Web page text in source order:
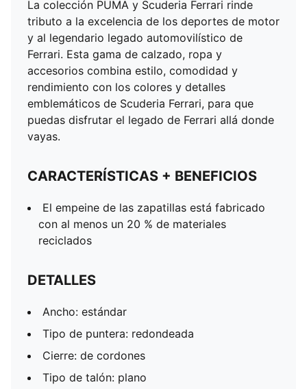
La colección PUMA y Scuderia Ferrari rinde
tributo a la excelencia de los deportes de motor
y al legendario legado automovilístico de
Ferrari. Esta gama de calzado, ropa y
accesorios combina estilo, comodidad y
rendimiento con los colores y detalles
emblemáticos de Scuderia Ferrari, para que
puedas disfrutar el legado de Ferrari allá donde
vayas.
CARACTERÍSTICAS + BENEFICIOS
El empeine de las zapatillas está fabricado
con al menos un 20 % de materiales
reciclados
DETALLES
Ancho: estándar
Tipo de puntera: redondeada
Cierre: de cordones
Tipo de talón: plano